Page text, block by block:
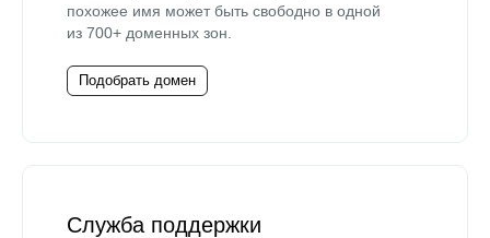
похожее имя может быть свободно в одной
из 700+ доменных зон.
Подобрать домен
Служба поддержки